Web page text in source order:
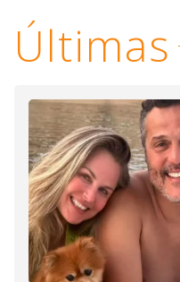
Últimas